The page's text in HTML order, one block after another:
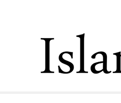
POLITIK
DEBATTE